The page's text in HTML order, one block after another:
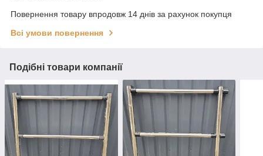
Повернення товару впродовж 14 днів за рахунок покупця
Всі умови повернення
Подібні товари компанії